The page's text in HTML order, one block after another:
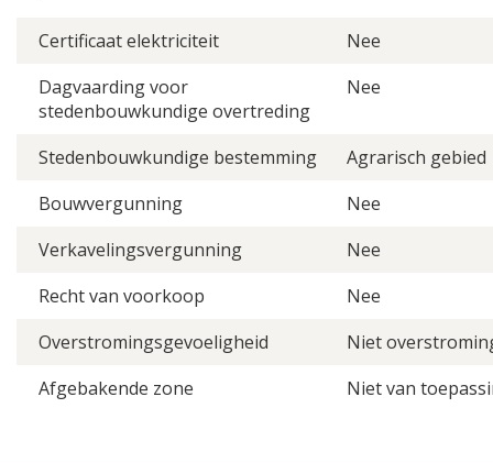
Certificaat elektriciteit
Nee
Dagvaarding voor
stedenbouwkundige overtreding
Nee
Stedenbouwkundige bestemming
Agrarisch gebied
Bouwvergunning
Nee
Verkavelingsvergunning
Nee
Recht van voorkoop
Nee
Overstromingsgevoeligheid
Niet
Afgebakende zone
Niet van